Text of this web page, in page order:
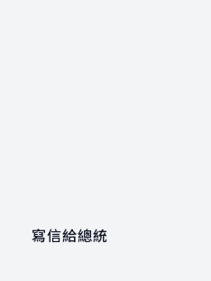
寫信給總統